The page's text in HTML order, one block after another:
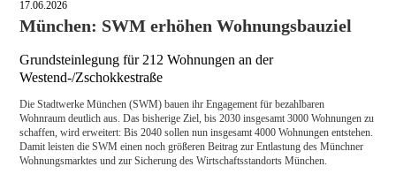
17.06.2026
München: SWM erhöhen Wohnungsbauziel
Grundsteinlegung für 212 Wohnungen an der
Westend-/Zschokkestraße
Die Stadtwerke München (SWM) bauen ihr Engagement für bezahlbaren
Wohnraum deutlich aus. Das bisherige Ziel, bis 2030 insgesamt 3000 Wohnungen zu
schaffen, wird erweitert: Bis 2040 sollen nun insgesamt 4000 Wohnungen entstehen.
Damit leisten die SWM einen noch größeren Beitrag zur Entlastung des Münchner
Wohnungsmarktes und zur Sicherung des Wirtschaftsstandorts München.